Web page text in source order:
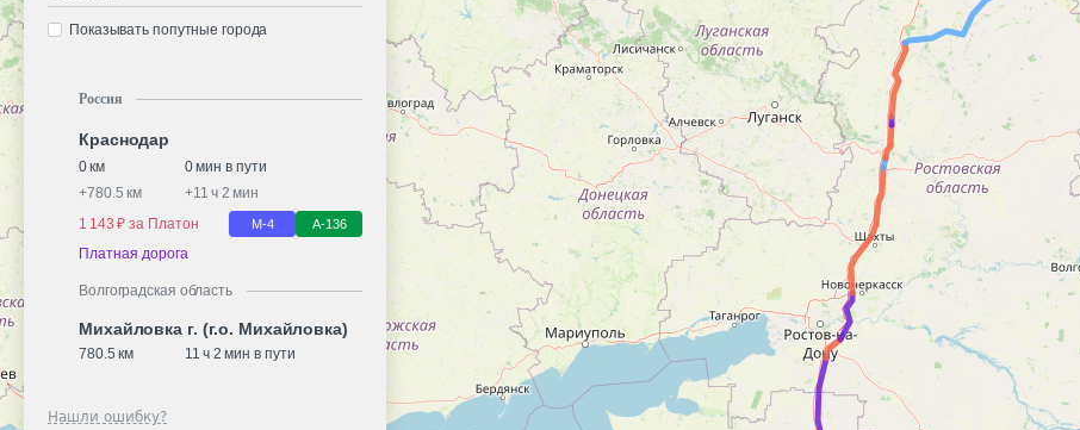
Показывать попутные города
Россия
Краснодар
0 км
0 мин в пути
+780.5 км +11 ч 2 мин
1 143 ₽ за Платон
М-4 А-136
Платная дорога
Волгоградская область
Михайловка г. (г.о. Михайловка)
780.5 км 11 ч 2 мин в пути
Нашли ошибку?